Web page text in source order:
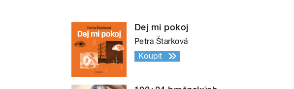
Dej mi pokoj
Petra Štarková
Koupit